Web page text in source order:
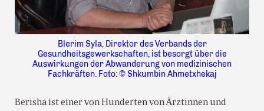
Blerim Syla, Direktor des Verbands der
Gesundheitsgewerkschaften, ist besorgt über die
Auswirkungen der Abwanderung von medizinischen
Fachkräften. Foto: © Shkumbin Ahmetxhekaj
Berisha ist einer von Hunderten von Ärztinnen und